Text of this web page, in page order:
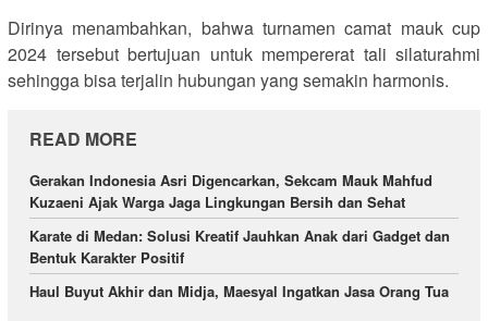
Dirinya menambahkan, bahwa turnamen camat mauk cup
2024 tersebut bertujuan untuk mempererat tali silaturahmi
sehingga bisa terjalin hubungan yang semakin harmonis.
READ MORE
Gerakan Indonesia Asri Digencarkan, Sekcam Mauk Mahfud
Kuzaeni Ajak Warga Jaga Lingkungan Bersih dan Sehat
Karate di Medan: Solusi Kreatif Jauhkan Anak dari Gadget dan
Bentuk Karakter Positif
Haul Buyut Akhir dan Midja, Maesyal Ingatkan Jasa Orang Tua